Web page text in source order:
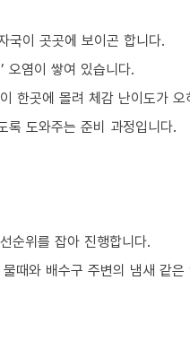
국이 곳곳에 보이곤 합니다.
오염이 쌓여 있습니다.
한곳에 몰려 체감 난이도가 오
도와주는 준비 과정입니다.
순위를 잡아 진행합니다.
때와 배수구 주변의 냄새 같은